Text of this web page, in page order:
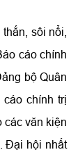
sôi nổi,
cáo chính
bộ Quân
chính trị
văn kiện
Đại hội nhất